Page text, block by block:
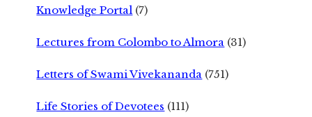
Knowledge Portal (7)
Lectures from Colombo to Almora (31)
Letters of Swami Vivekananda (751)
Life Stories of Devotees (111)